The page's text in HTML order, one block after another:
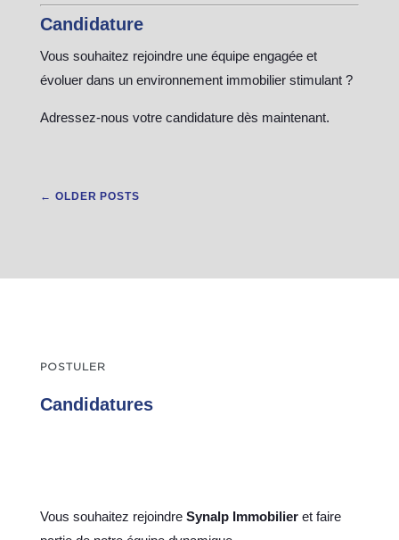
Candidature
Vous souhaitez rejoindre une équipe engagée et
évoluer dans un environnement immobilier stimulant ?
Adressez-nous votre candidature dès maintenant.
← OLDER POSTS
POSTULER
Candidatures
Vous souhaitez rejoindre Synalp Immobilieret faire